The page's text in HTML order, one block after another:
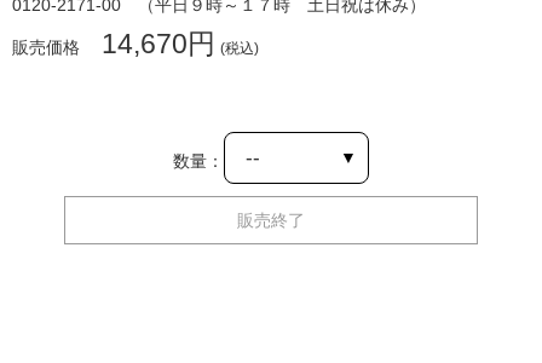
会社情報
特定商取引法に基づく表示
0120-2171-00 （平日９時～１７時 土日祝は休み）
販売価格 14,670円 (税込)
数量：
販売終了